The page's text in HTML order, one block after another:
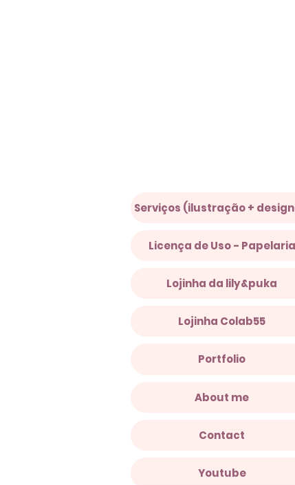
Serviços (ilustração +
Licença de Uso - Papelaria
Lojinha da lily&puka
Lojinha Colab55
Portfolio
About me
Contact
Youtube